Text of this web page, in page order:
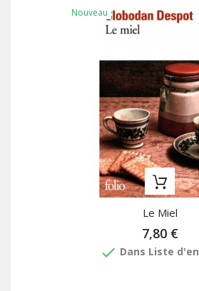
Nouveau
Le Miel
7,80 €
done Dans Liste